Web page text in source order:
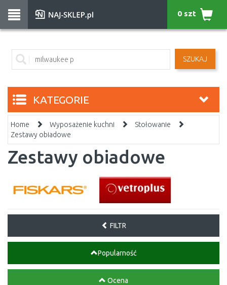
SZUKAJ
0 szt
KATEGORIE
Home Wyposażenie kuchni
Stołowanie
Zestawy obiadowe
Zestawy obiadowe
FILTR
Popularność
Ocena